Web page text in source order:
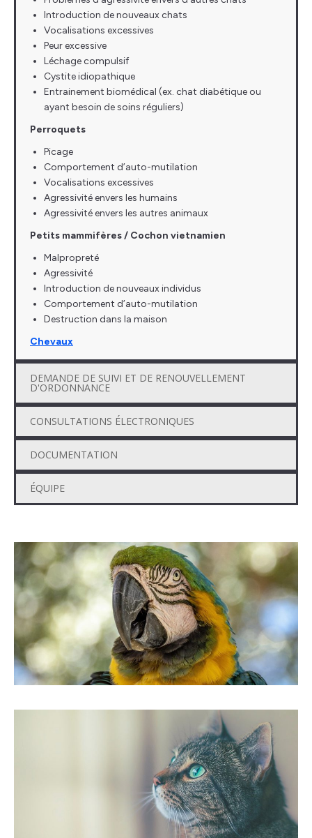
Introduction de nouveaux chats
Vocalisations excessives
Peur excessive
Léchage compulsif
Cystite idiopathique
Entrainement biomédical (ex. chat diabétique ou
ayant besoin de soins réguliers)
Perroquets
Picage
Comportement d’auto-mutilation
Vocalisations excessives
Agressivité envers les humains
Agressivité envers les autres animaux
Petits mammifères / Cochon vietnamien
Malpropreté
Agressivité
Introduction de nouveaux individus
Comportement d’auto-mutilation
Destruction dans la maison
Chevaux
DEMANDE DE SUIVI ET DE RENOUVELLEMENT
D'ORDONNANCE
CONSULTATIONS ÉLECTRONIQUES
DOCUMENTATION
ÉQUIPE